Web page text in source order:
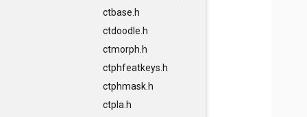
ctbase.h
ctdoodle.h
ctmorph.h
ctphfeatkeys.h
ctphmask.h
ctpla.h